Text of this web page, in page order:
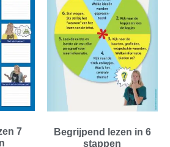
7
Begrijpend lezen in 6
stappen